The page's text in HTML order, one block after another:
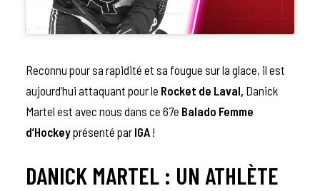
Reconnu pour sa rapidité et sa fougue sur la glace, il est
aujourd’hui attaquant pour le Rocket de Laval, Danick
Martel est avec nous dans ce 67e Balado Femme
d’Hockeyprésenté par IGA !
DANICK MARTEL : UN ATHLÈTE